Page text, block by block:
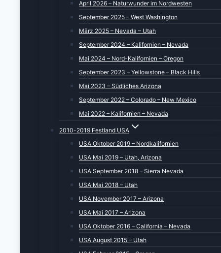
April 2026 – Naturwunder im Nordwesten
September 2025 – West Washington
März 2025 – Nevada – Utah
September 2024 – Kalifornien – Nevada
Mai 2024 – Nord-Kalifornien – Oregon
September 2023 – Yellowstone – Black Hills
Mai 2023 – Südliches Arizona
September 2022 – Colorado – New Mexico
Mai 2022 – Kalifornien – Nevada
2010-2019 Festland USA
USA Oktober 2019 – Nordkalifornien
USA Mai 2019 – Utah, Arizona
USA September 2018 – Sierra Nevada
USA Mai 2018 – Utah
USA November 2017 – Arizona
USA Mai 2017 – Arizona
USA Oktober 2016 – California – Nevada
USA August 2015 – Utah